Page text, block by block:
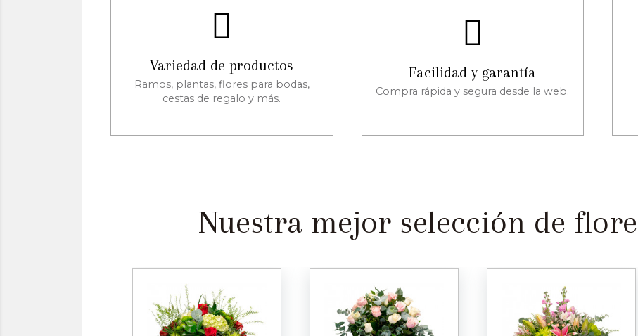
Variedad de productos
Ramos, plantas, flores para bodas,
cestas de regalo y más.
Facilidad y garantía
Compra rápida y segura desde la web.
Nuestra mejor selección de